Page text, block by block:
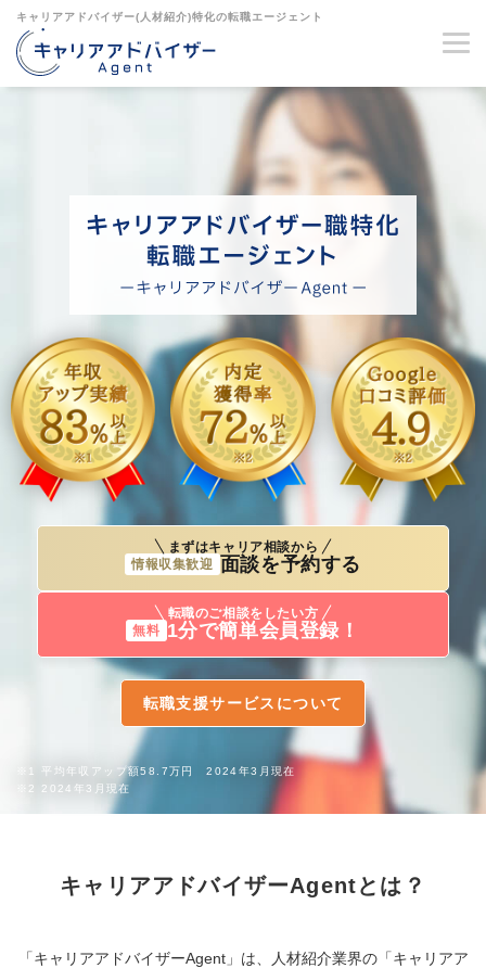
キャリアアドバイザー(人材紹介)特化の転職エージェント
※1 平均年収アップ額58.7万円 2024年3月現在
※2 2024年3月現在
まずはキャリア相談から
情報収集歓迎 面談を予約する
転職のご相談をしたい方
無料 1分で簡単会員登録！
転職支援サービスについて
キャリアアドバイザーAgentとは？
「キャリアアドバイザーAgent」は、人材紹介業界の「キャリアア